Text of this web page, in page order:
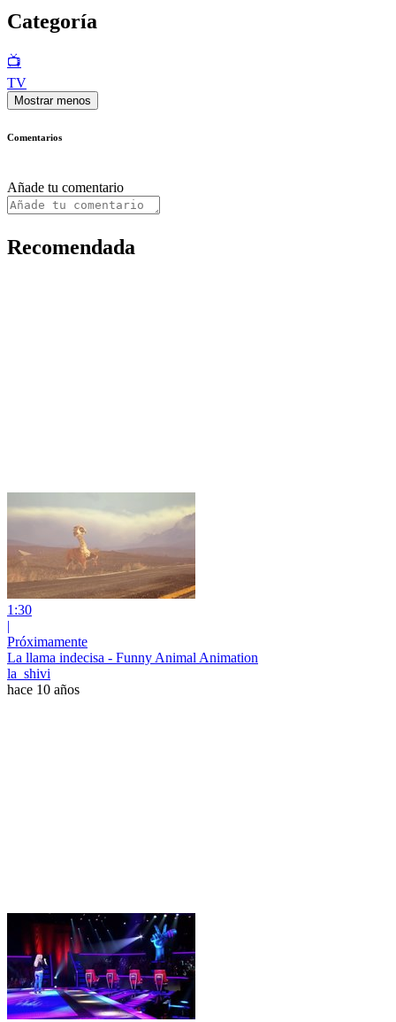
Categoría
📺
TV
Mostrar menos
Comentarios
Añade tu comentario
Recomendada
1:30
|
Próximamente
La llama indecisa - Funny Animal Animation
la_shivi
hace 10 años